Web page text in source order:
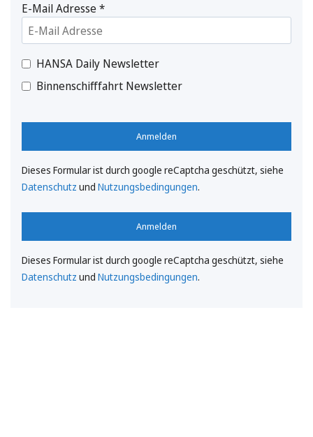
E-Mail Adresse*
HANSA Daily Newsletter
Binnenschifffahrt Newsletter
Anmelden
Dieses Formular ist durch google reCaptcha geschützt, siehe
Datenschutz und Nutzungsbedingungen.
Anmelden
Dieses Formular ist durch google reCaptcha geschützt, siehe
Datenschutz und Nutzungsbedingungen.